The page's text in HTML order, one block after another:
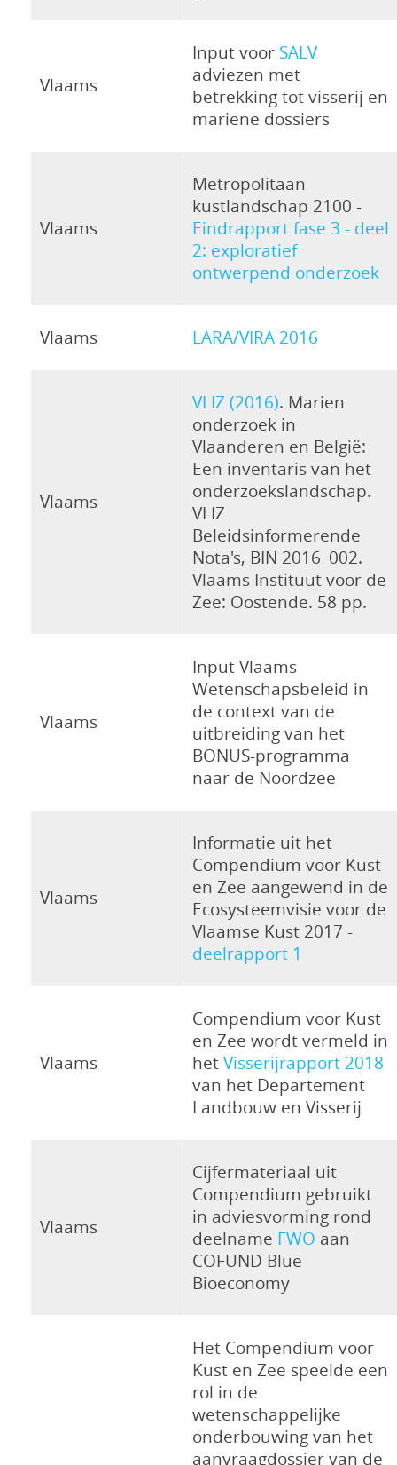
Vlaams
Input voor SALV
adviezen met
betrekking tot visserij en
mariene dossiers
Vlaams
Metropolitaan
kustlandschap 2100 -
Eindrapport fase 3 - deel
2: exploratief
ontwerpend onderzoek
Vlaams LARA/VIRA 2016
Vlaams
VLIZ (2016). Marien
onderzoek in
Vlaanderen en België:
Een inventaris van het
onderzoekslandschap.
VLIZ
Beleidsinformerende
Nota's, BIN 2016_002.
Vlaams Instituut voor de
Zee: Oostende. 58 pp.
Vlaams
Input Vlaams
Wetenschapsbeleid in
de context van de
uitbreiding van het
BONUS-programma
naar de Noordzee
Vlaams
Informatie uit het
Compendium voor Kust
en Zee aangewend in de
Ecosysteemvisie voor de
Vlaamse Kust 2017 -
deelrapport 1
Vlaams
Compendium voor Kust
en Zee wordt vermeld in
het Visserijrapport 2018
van het Departement
Landbouw en Visserij
Vlaams
Cijfermateriaal uit
Compendium gebruikt
in adviesvorming rond
deelname FWO aan
COFUND Blue
Bioeconomy
Het Compendium voor
Kust en Zee speelde een
rol in de
wetenschappelijke
onderbouwing van het
aanvraagdossier van de